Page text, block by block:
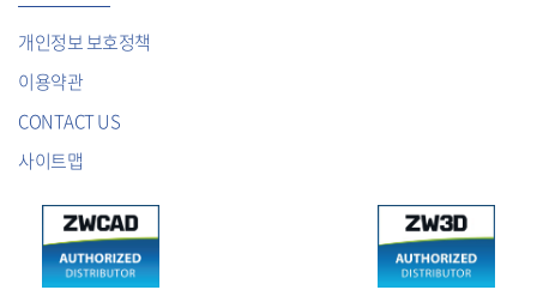
개인정보 보호정책
이용약관
CONTACT US
사이트맵